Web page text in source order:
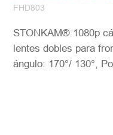
FHD803
STONKAM® 1080p
lentes dobles para
ángulo: 170°/ 130°,